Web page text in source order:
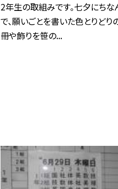
2年生の取組みです。七夕にちな
で、願いごとを書いた色とりどり
冊や飾りを笹の...